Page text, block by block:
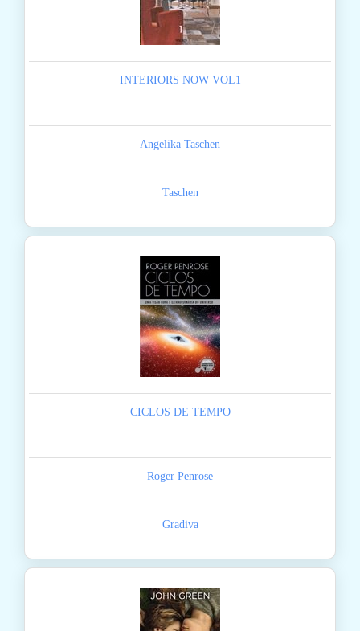
INTERIORS NOW VOL1
Angelika Taschen
Taschen
CICLOS DE TEMPO
Roger Penrose
Gradiva